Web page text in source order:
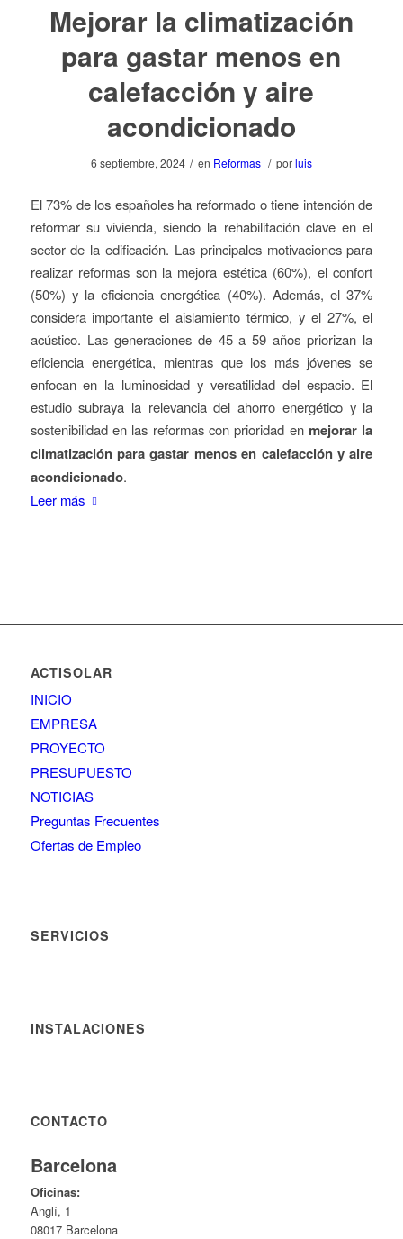
Mejorar la climatización
para gastar menos en
calefacción y aire
acondicionado
6 septiembre, 2024 / en Reformas / porluis
El 73% de los españoles ha reformado o tiene intención de
reformar su vivienda, siendo la rehabilitación clave en el
sector de la edificación. Las principales motivaciones para
realizar reformas son la mejora estética (60%), el confort
(50%) y la eficiencia energética (40%). Además, el 37%
considera importante el aislamiento térmico, y el 27%, el
acústico. Las generaciones de 45 a 59 años priorizan la
eficiencia energética, mientras que los más jóvenes se
enfocan en la luminosidad y versatilidad del espacio. El
estudio subraya la relevancia del ahorro energético y la
sostenibilidad en las reformas con prioridad en mejorar la
climatización para gastar menos en calefacción y aire
acondicionado.
Leer más
ACTISOLAR
INICIO
EMPRESA
PROYECTO
PRESUPUESTO
NOTICIAS
Preguntas Frecuentes
Ofertas de Empleo
SERVICIOS
INSTALACIONES
CONTACTO
Barcelona
Oficinas:
Anglí, 1
08017 Barcelona